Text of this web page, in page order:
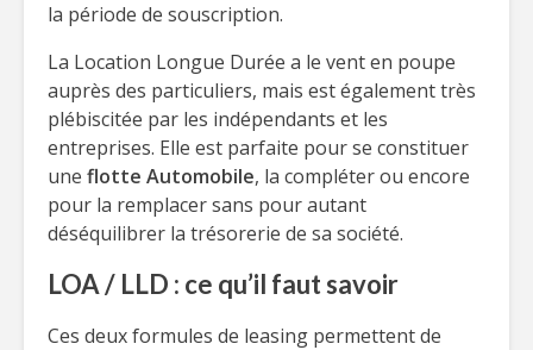
la période de souscription.
La Location Longue Durée a le vent en poupe
auprès des particuliers, mais est également très
plébiscitée par les indépendants et les
entreprises. Elle est parfaite pour se constituer
une flotte Automobile, la compléter ou encore
pour la remplacer sans pour autant
déséquilibrer la trésorerie de sa société.
LOA / LLD : ce qu’il faut savoir
Ces deux formules de leasing permettent de